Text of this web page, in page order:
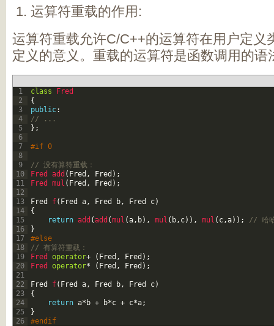
运算符重载的作用:
运算符重载允许C/C++的运算符在用户定义
定义的意义。重载的运算符是函数调用的语
1
2
3
4
5
6
7
8
9
10
11
12
13
14
15
16
17
18
19
20
21
22
23
24
25
26
class
Fred
{
public:
// ...
} ;
#if 0
// 没有算符重载：
Fred add ( Fred , Fred ) ;
Fred mul ( Fred , Fred ) ;
Fred f( Fred a, Fred b, Fred c)
{
return add (add (mul (a, b) , mul ( b, c) ) , mul ( c,a) ) ;
// 哈
}
#else
// 有算符重载：
Fred operator+ ( Fred , Fred ) ;
Fred operator* ( Fred , Fred ) ;
Fred f( Fred a, Fred b, Fred c)
{
return a* b + b*c + c*a;
}
#endif